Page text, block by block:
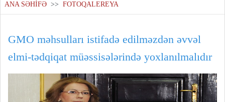
ANA SƏHİFƏ >> FOTOQALEREYA
GMO məhsulları istifadə edilməzdən əvvəl
elmi-tədqiqat müəssisələrində yoxlanılmalıdır